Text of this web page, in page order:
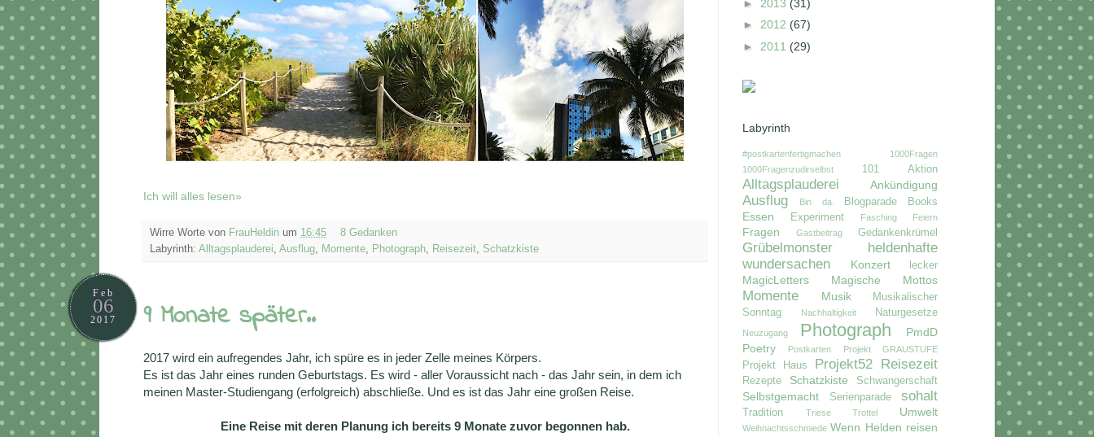
Ich will alles lesen»
Wirre Worte von FrauHeldin um 16:45
8 Gedanken
Labyrinth: Alltagsplauderei Ausflug Momente Photograph Reisezeit Schatzkiste
Feb
06
2017 9 Monate später..
2017 wird ein aufregendes Jahr, ich spüre es in jeder Zelle meines Körpers.
Es ist das Jahr eines runden Geburtstags. Es wird - aller Voraussicht nach - das Jahr sein, in dem ich
meinen Master-Studiengang (erfolgreich) abschließe. Und es ist das Jahr eine großen Reise.
Eine Reise mit deren Planung ich bereits 9 Monate zuvor begonnen hab.
► 2013 (31)
► 2012 (67)
► 2011 (29)
Labyrinth
#postkartenfertigmachen
1000Fragen
1000Fragenzudirselbst
101 Aktion
Alltagsplauderei Ankündigung
Ausflug Bin da. Blogparade Books
Essen Experiment Fasching Feiern
Fragen Gastbeitrag Gedankenkrümel
Grübelmonster
heldenhafte
wundersachen
Konzert lecker
MagicLetters Magische Mottos
Momente Musik
Musikalischer
Sonntag
Nachhaltigkeit Naturgesetze
Neuzugang Photograph
PmdD
Poetry
Postkarten Projekt GRAUSTUFE
Projekt Haus Projekt52 Reisezeit
Rezepte Schatzkiste Schwangerschaft
Selbstgemacht Serienparade sohalt
Tradition Triese Trottel Umwelt
Weihnachtsschmiede Wenn Helden reisen